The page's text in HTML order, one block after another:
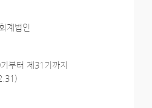
계법인
부터 제31기까지